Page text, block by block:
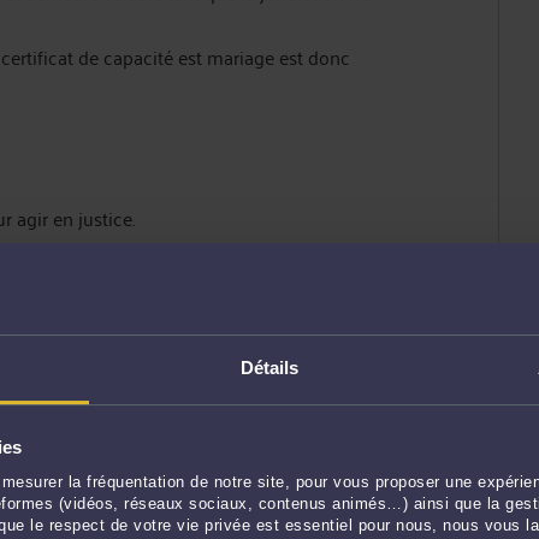
Détails
la fréquentation de notre site, pour vous proposer une
(vidéos, réseaux sociaux, contenus animés…) ainsi que la
le respect de votre vie privée est essentiel pour nous, nous vous
de capacité est mariage est donc
agir en justice.
dans la mesure où une telle procédure
célébré malgré l’opposition ?
du procureur de la République, l'officier de
étranger sur les registres de l'état civil
de mainlevée judiciaire ».